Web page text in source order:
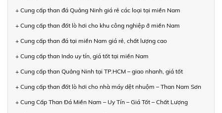
+ Cung cấp than đá Quảng Ninh giá rẻ các loại tại miền Nam
+ Cung cấp than đốt lò hơi cho khu công nghiệp ở miền Nam
+ Cung cấp than đá tại miền Nam giá rẻ, chất lượng cao
+ Cung cấp than Indo uy tín, giá tốt tại miền Nam
+ Cung cấp than Quảng Ninh tại TP.HCM – giao nhanh, giá tốt
+ Cung cấp than đốt lò hơi cho nhà máy dệt nhuộm – Than Nam Sơn
+ Cung Cấp Than Đá Miền Nam – Uy Tín – Giá Tốt – Chất Lượng